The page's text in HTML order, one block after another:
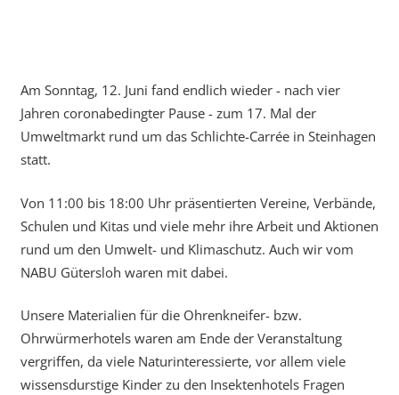
Am Sonntag, 12. Juni fand endlich wieder - nach vier
Jahren coronabedingter Pause - zum 17. Mal der
Umweltmarkt rund um das Schlichte-Carrée in Steinhagen
statt.
Von 11:00 bis 18:00 Uhr präsentierten Vereine, Verbände,
Schulen und Kitas und viele mehr ihre Arbeit und Aktionen
rund um den Umwelt- und Klimaschutz. Auch wir vom
NABU Gütersloh waren mit dabei.
Unsere Materialien für die Ohrenkneifer- bzw.
Ohrwürmerhotels waren am Ende der Veranstaltung
vergriffen, da viele Naturinteressierte, vor allem viele
wissensdurstige Kinder zu den Insektenhotels Fragen